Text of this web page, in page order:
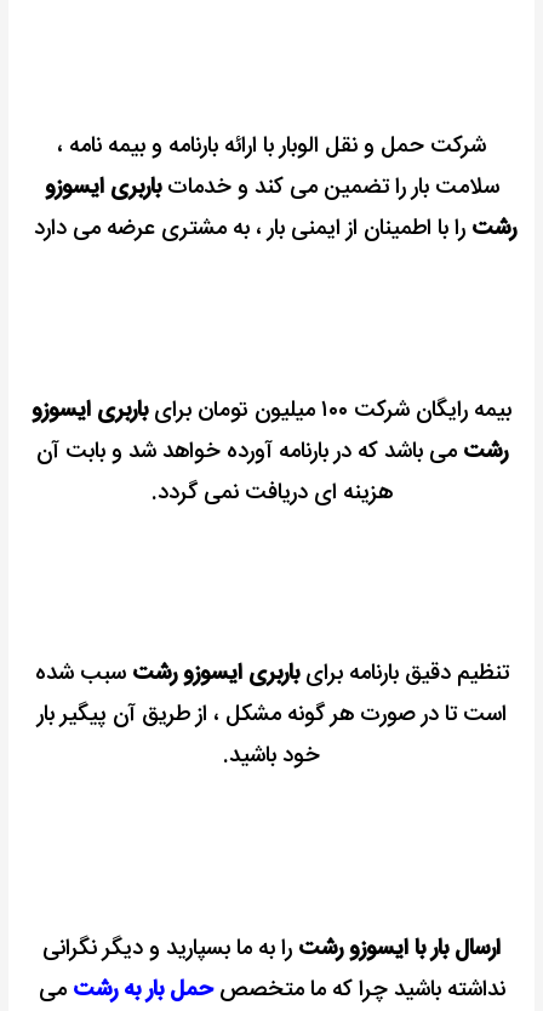
شرکت حمل و نقل الوبار با ارائه بارنامه و بیمه نامه ،
سلامت بار را تضمین می کند و خدماتباربری ایسوزو
رشت را با اطمینان از ایمنی بار ، به مشتری عرضه می دارد
بیمه رایگان شرکت ۱۰۰ میلیون تومان برای
باربری ایسوزو
رشت می باشد که در بارنامه آورده خواهد شد و بابت آن
هزینه ای دریافتنمی گردد.
تنظیم دقیق بارنامه برایباربری ایسوزو رشت سبب شده
است تا در صورت هر گونه مشکل ، از طریق آن پیگیر بار
خود باشید.
ارسال بار با ایسوزو رشت را به ما بسپارید و دیگر نگرانی
نداشته باشید چرا که ما متخصصحمل بار به رشت می